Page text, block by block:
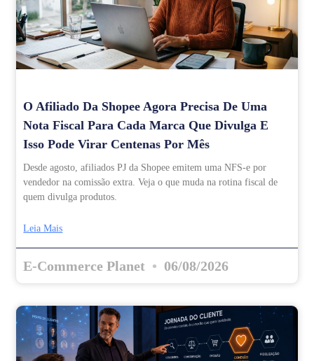
O Afiliado Da Shopee Agora Precisa De Uma
Nota Fiscal Para Cada Marca Que Divulga E
Isso Pode Virar Centenas Por Mês
Desde agosto, afiliados PJ da Shopee emitem uma NFS-e por
vendedor na comissão extra. Veja o que muda na rotina fiscal de
quem divulga produtos.
Leia Mais
E-Commerce Planet 06/08/2026